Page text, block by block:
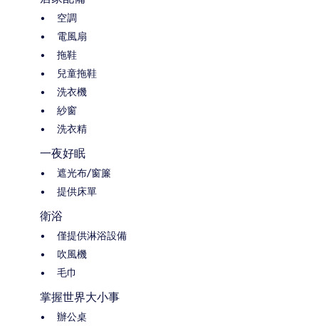
空調
電風扇
拖鞋
兒童拖鞋
洗衣機
紗窗
洗衣精
一夜好眠
遮光布/窗簾
提供床單
衛浴
僅提供淋浴設備
吹風機
毛巾
掌握世界大小事
辦公桌